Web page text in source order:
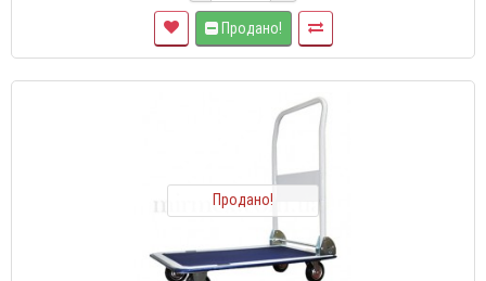
Продано!
Продано!